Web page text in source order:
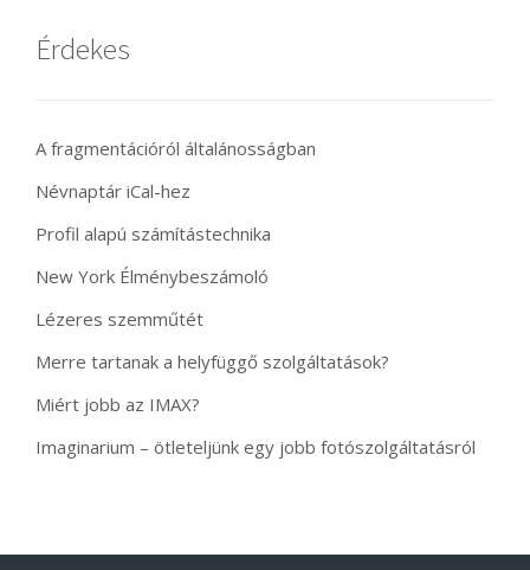
Érdekes
A fragmentációról általánosságban
Névnaptár iCal-hez
Profil alapú számítástechnika
New York Élménybeszámoló
Lézeres szemműtét
Merre tartanak a helyfüggő szolgáltatások?
Miért jobb az IMAX?
Imaginarium – ötleteljünk egy jobb fotószolgáltatásról